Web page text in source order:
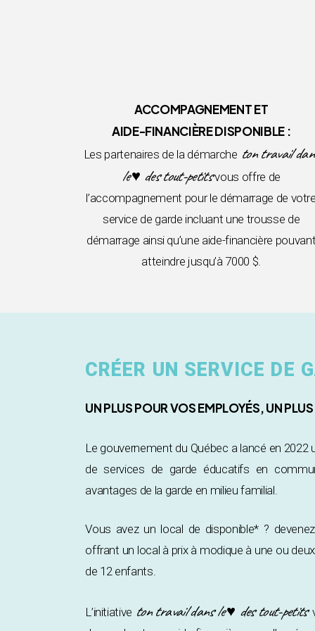
ACCOMPAGNEMENT ET
AIDE-FINANCIÈRE DISPONIBLE :
Les partenaires de la démarche ton travail
le ♥ des tout-petitsvous offre de
l’accompagnement pour le démarrage de
service de garde incluant une trousse de
démarrage ainsi qu’une aide-financière
atteindre jusqu’à 7000 $.
CRÉER UN SERVICE DE
UN PLUS POUR VOS EMPLOYÉS, UN
Le gouvernement du Québec a lancé en
de services de garde éducatifs en
avantages de la garde en milieu familial.
Vous avez un local de disponible* ?
offrant un local à prix à modique à une ou
de 12 enfants.
L’initiative ton travail dans le ♥ des tout-petits